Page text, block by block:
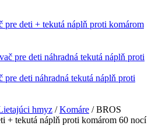
pre deti + tekutá náplň proti komárom
deti náhradná tekutá náplň proti
hmyz /Komáre / BROS
+ tekutá náplň proti komárom 60 nocí